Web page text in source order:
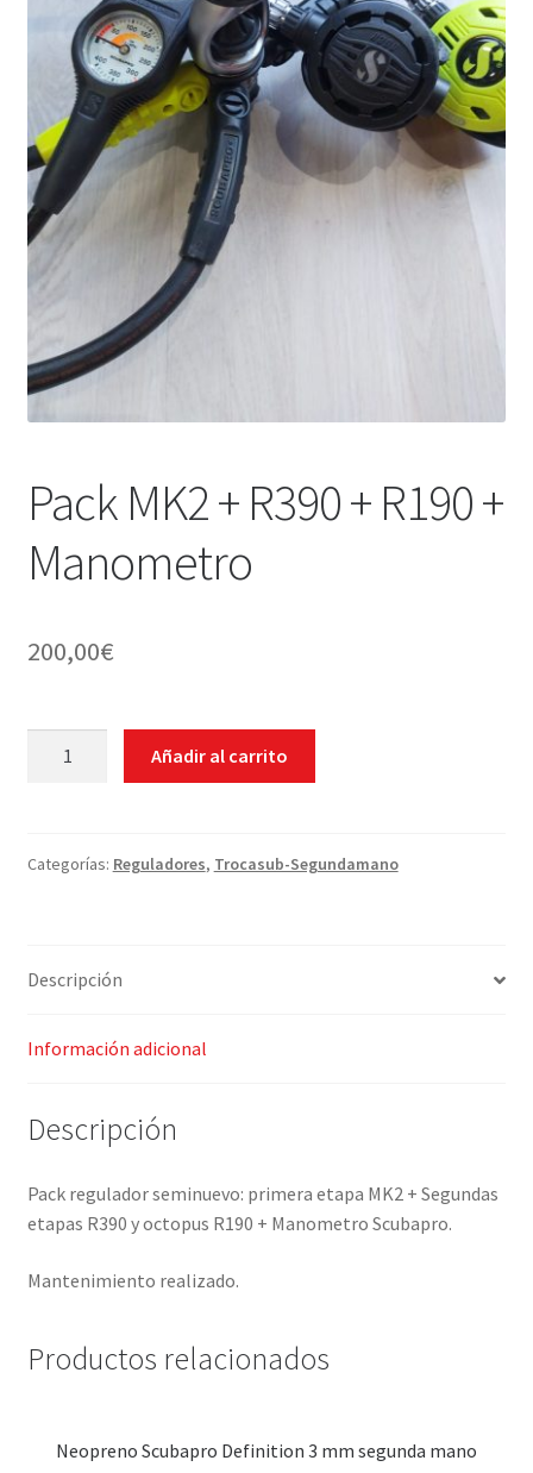
WEB YOBUCEO
Pack MK2 + R390 + R190 +
Manometro
200,00€
+
cantidad
Añadir al carrito
Categorías: Reguladores, Trocasub-Segundamano
Descripción
Información adicional
Descripción
Pack regulador seminuevo: primera etapa MK2 + Segundas
etapas R390 y octopus R190 + Manometro Scubapro.
Mantenimiento realizado.
Productos relacionados
Neopreno Scubapro Definition 3 mm segunda mano